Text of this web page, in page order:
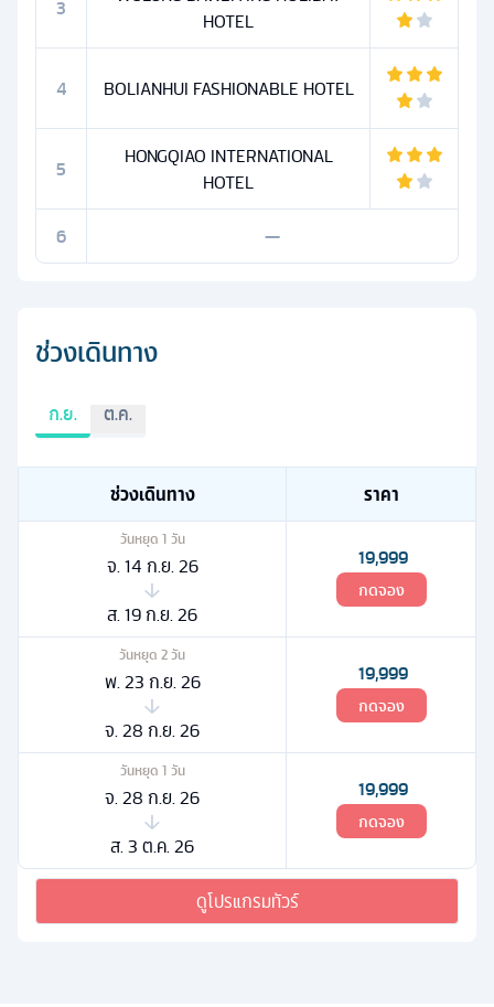
3
HOTEL
4 BOLIANHUI FASHIONABLE HOTEL
5
HONGQIAO INTERNATIONAL
HOTEL
6
—
ช่วงเดินทาง
ก.ย. ต.ค.
ช่วงเดินทาง ราคา
วันหยุด 1 วัน
จ. 14 ก.ย. 26
ส. 19 ก.ย. 26
19,999
กดจอง
วันหยุด 2วัน
พ. 23 ก.ย. 26
จ. 28 ก.ย. 26
19,999
กดจอง
วันหยุด 1 วัน
จ. 28 ก.ย. 26
ส. 3 ต.ค. 26
19,999
กดจอง
ดูโปรแกรมทัวร์